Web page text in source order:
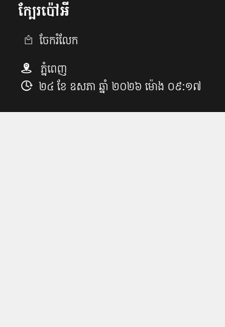
ក្បែរប៉ៅអី
ចែករំលែក
ភ្នំពេញ
២៤ ខែ ឧសភា ឆ្នាំ ២០២៦ ម៉ោង ០៩:១៧